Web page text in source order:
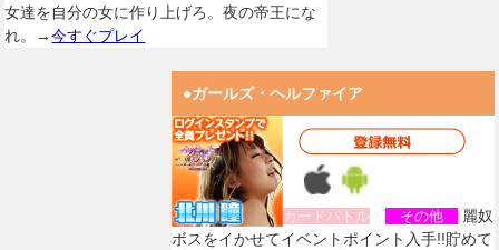
女達を自分の女に作り上げろ。夜の帝王にな
れ。→今すぐプレイ
●ガールズ・ヘルファイア
カードバトル その他
麗奴
ボスをイかせてイベントポイント入手!!貯めて